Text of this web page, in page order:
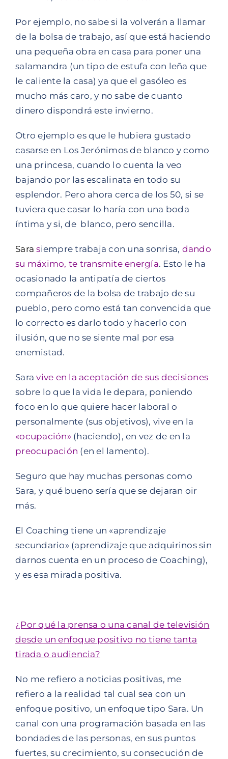
Por ejemplo, no sabe si la volverán a llamar
de la bolsa de trabajo, así que está haciendo
una pequeña obra en casa para poner una
salamandra (un tipo de estufa con leña que
le caliente la casa) ya que el gasóleo es
mucho más caro, y no sabe de cuanto
dinero dispondrá este invierno.
Otro ejemplo es que le hubiera gustado
casarse en Los Jerónimos de blanco y como
una princesa, cuando lo cuenta la veo
bajando por las escalinata en todo su
esplendor. Pero ahora cerca de los 50, si se
tuviera que casar lo haría con una boda
íntima y si, de blanco, pero sencilla.
Sara siempre trabaja con una sonrisa, dando
su máximo, te transmite energía. Esto le ha
ocasionado la antipatía de ciertos
compañeros de la bolsa de trabajo de su
pueblo, pero como está tan convencida que
lo correcto es darlo todo y hacerlo con
ilusión, que no se siente mal por esa
enemistad.
Saravive en la aceptación de sus decisiones
sobre lo que la vida le depara, poniendo
foco en lo que quiere hacer laboral o
personalmente (sus objetivos), vive en la
«ocupación» (haciendo), en vez de en la
preocupación (en el lamento).
Seguro que hay muchas personas como
Sara, y qué bueno sería que se dejaran oir
más.
El Coaching tiene un «aprendizaje
secundario» (aprendizaje que adquirinos sin
darnos cuenta en un proceso de Coaching),
y es esa mirada positiva.
¿Por qué la prensa o una canal de televisión
desde un enfoque positivo no tiene tanta
tirada o audiencia?
No me refiero a noticias positivas, me
refiero a la realidad tal cual sea con un
enfoque positivo, un enfoque tipo Sara. Un
canal con una programación basada en las
bondades de las personas, en sus puntos
fuertes, su crecimiento, su consecución de